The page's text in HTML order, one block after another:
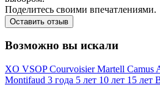
Поделитесь своими впечатлениями.
Оставить отзыв
Возможно вы искали
XO VSOPCourvoisierMartell Camus
Montifaud 3 года 5 лет 10 лет 15 лет